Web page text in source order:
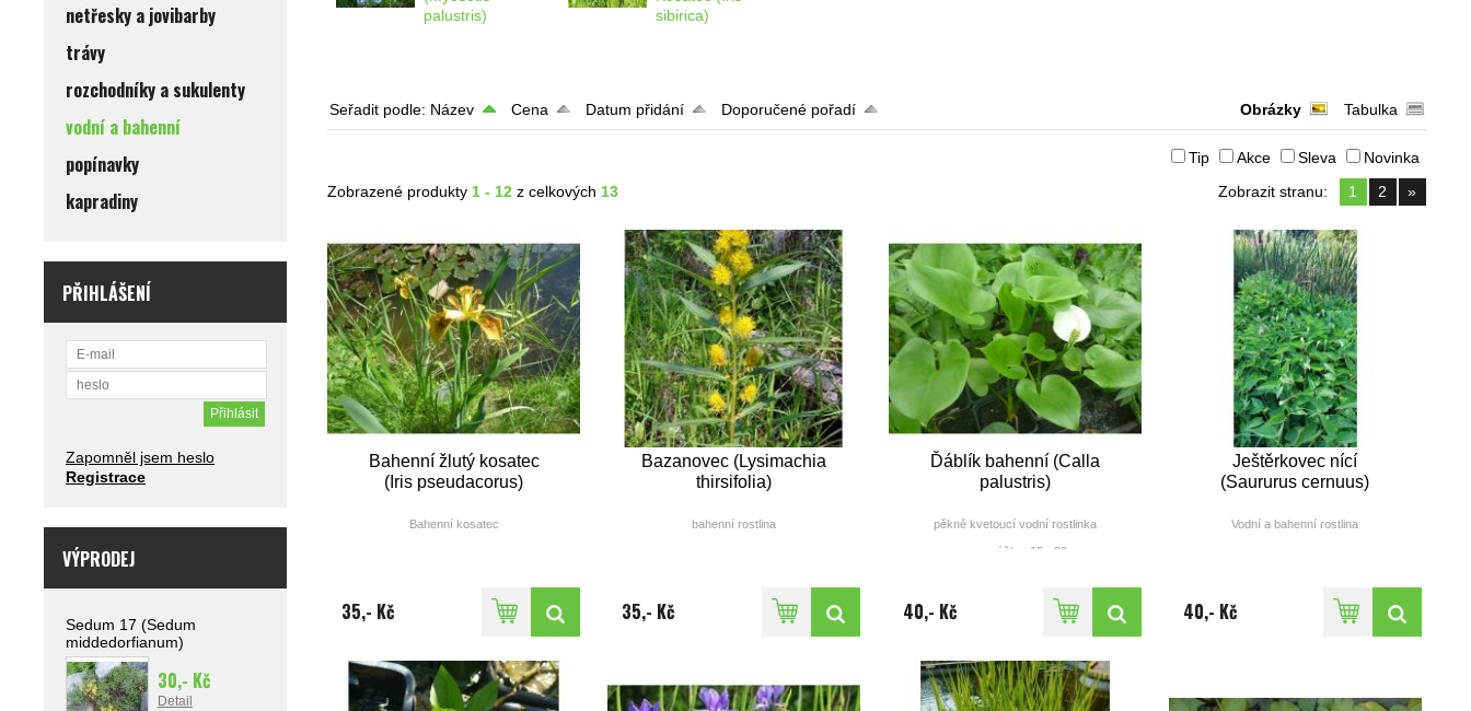
netřesky a jovibarby
trávy
rozchodníky a sukulenty
vodní a bahenní
popínavky
kapradiny
PŘIHLÁŠENÍ
Zapomněl jsem heslo
Registrace
VÝPRODEJ
Sedum 17 (Sedum
middedorfianum)
30,- Kč
Detail
palustris)
sibirica)
Seřadit podle: Název Cena Datum přidání Doporučené pořadí Obrázky Tabulka
Tip Akce Sleva
Novinka
Zobrazené produkty 1 - 12 z celkových 13 Zobrazit stranu: 1 2 »
Bahenní žlutý kosatec
(Iris pseudacorus)
Bahenní kosatec
doba květu(měsíc): V
barva: žlutohnědá
35,- Kč
Bazanovec (Lysimachia
thirsifolia)
bahenní rostlina
barva: žlutá
35,- Kč
Ďáblík bahenní (Calla
palustris)
pěkně kvetoucí vodní rostlinka
výška: 15 - 20cm
40,- Kč
Ještěrkovec nící
(Saururus cernuus)
Vodní a bahenní rostlina
barva: bílá
40,- Kč